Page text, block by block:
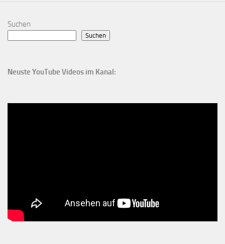
Suchen
Suchen
Neuste YouTube Videos im Kanal: